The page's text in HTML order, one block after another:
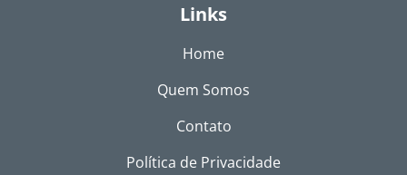
Links
Home
Quem Somos
Contato
Política de Privacidade